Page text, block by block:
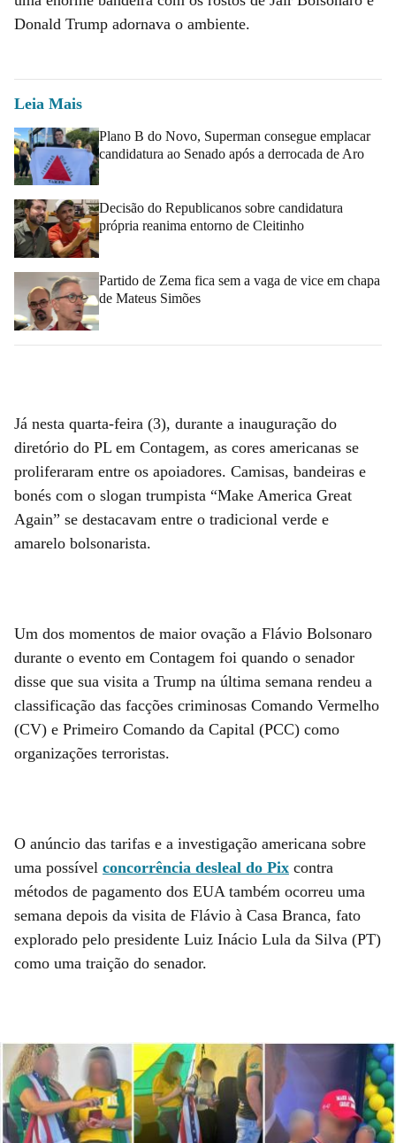
Donald Trump adornava o ambiente.
Leia Mais
Plano B do Novo, Superman consegue emplacar
candidatura ao Senado após a derrocada de Aro
Decisão do Republicanos sobre candidatura
própria reanima entorno de Cleitinho
Partido de Zema fica sem a vaga de vice em chapa
de Mateus Simões
Já nesta quarta-feira (3), durante a inauguração do
diretório do PL em Contagem, as cores americanas se
proliferaram entre os apoiadores. Camisas, bandeiras e
bonés com o slogan trumpista “Make America Great
Again” se destacavam entre o tradicional verde e
amarelo bolsonarista.
Um dos momentos de maior ovação a Flávio Bolsonaro
durante o evento em Contagem foi quando o senador
disse que sua visita a Trump na última semana rendeu a
classificação das facções criminosas Comando Vermelho
(CV) e Primeiro Comando da Capital (PCC) como
organizações terroristas.
O anúncio das tarifas e a investigação americana sobre
uma possível concorrência desleal do Pix contra
métodos de pagamento dos EUA também ocorreu uma
semana depois da visita de Flávio à Casa Branca, fato
explorado pelo presidente Luiz Inácio Lula da Silva (PT)
como uma traição do senador.